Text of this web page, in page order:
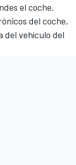
el coche.
del coche,
del vehículo del